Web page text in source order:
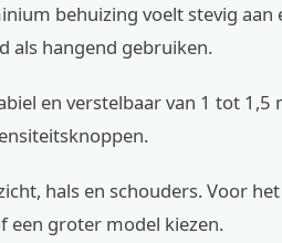
behuizing voelt stevig aan
als hangend gebruiken.
en verstelbaar van 1 tot 1,5
hals en schouders. Voor
een groter model kiezen.